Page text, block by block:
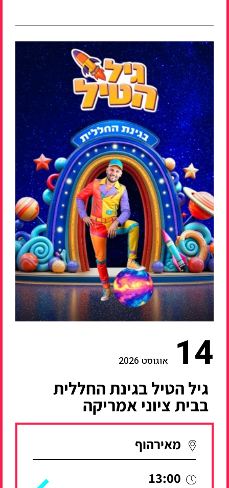
14 אוגוסט 2026
גיל הטיל בגינת החללית
בבית ציוני אמריקה
מאירהוף
13:00